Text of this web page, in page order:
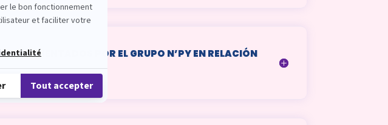
POR EL GRUPO N’PY EN RELACIÓN